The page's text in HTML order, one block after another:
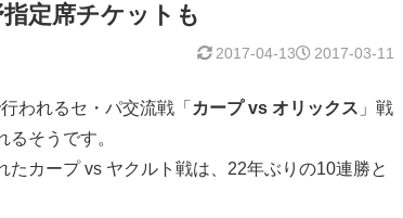
定席チケットも
2017-03-11
2017-04-13
行われるセ・パ交流戦「 カープ vs オリックス 」戦
るそうです。
カープ vs ヤクルト戦は、22年ぶりの10連勝と